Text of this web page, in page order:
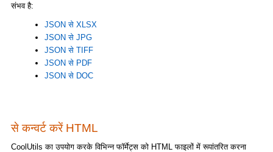
संभव है:
JSON से XLSX
JSON से JPG
JSON से TIFF
JSON से PDF
JSON से DOC
से कन्वर्ट करें HTML
CoolUtils का उपयोग करके विभिन्न फॉर्मेट्स को HTML फाइलों में रूपांतरित करना